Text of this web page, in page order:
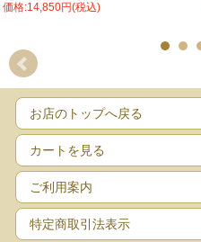
価格:14,850円(税込)
お店のトップへ戻る
カートを見る
ご利用案内
特定商取引法表示